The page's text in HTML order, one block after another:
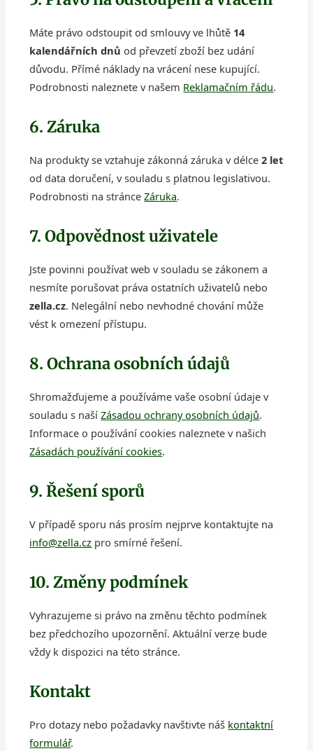
Máte právo odstoupit od smlouvy ve lhůtě 14
kalendářních dnů od převzetí zboží bez udání
důvodu. Přímé náklady na vrácení nese kupující.
Podrobnosti naleznete v našem Reklamačním řádu.
6. Záruka
Na produkty se vztahuje zákonná záruka v délce2 let
od data doručení, v souladu s platnou legislativou.
Podrobnosti na stránceZáruka.
7. Odpovědnost uživatele
Jste povinni používat web v souladu se zákonem a
nesmíte porušovat práva ostatních uživatelů nebo
zella.cz. Nelegální nebo nevhodné chování může
vést k omezení přístupu.
8. Ochrana osobních údajů
Shromažďujeme a používáme vaše osobní údaje v
souladu s našíZásadou ochrany osobních údajů.
Informace o používání cookies naleznete v našich
Zásadách používání cookies.
9. Řešení sporů
V případě sporu nás prosím nejprve kontaktujte na
info@zella.cz pro smírné řešení.
10. Změny podmínek
Vyhrazujeme si právo na změnu těchto podmínek
bez předchozího upozornění. Aktuální verze bude
vždy k dispozici na této stránce.
Kontakt
Pro dotazy nebo požadavky navštivte náš kontaktní
formulář.